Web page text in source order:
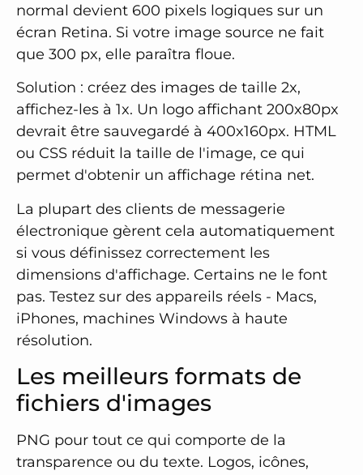
normal devient 600 pixels logiques sur un
écran Retina. Si votre image source ne fait
que 300 px, elle paraîtra floue.
Solution : créez des images de taille 2x,
affichez-les à 1x. Un logo affichant 200x80px
devrait être sauvegardé à 400x160px. HTML
ou CSS réduit la taille de l'image, ce qui
permet d'obtenir un affichage rétina net.
La plupart des clients de messagerie
électronique gèrent cela automatiquement
si vous définissez correctement les
dimensions d'affichage. Certains ne le font
pas. Testez sur des appareils réels - Macs,
iPhones, machines Windows à haute
résolution.
Les meilleurs formats de
fichiers d'images
PNG pour tout ce qui comporte de la
transparence ou du texte. Logos, icônes,